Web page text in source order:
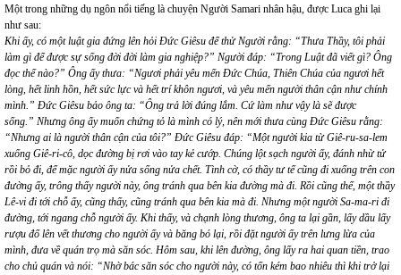
Một trong những dụ ngôn nổi tiếng là chuyện Người Samari nhân hậu, được Luca ghi lại
như sau:
Khi ấy, có một luật gia đứng lên hỏi Đức Giêsu để thử Người rằng: “Thưa Thầy, tôi phải
làm gì để được sự sống đời đời làm gia nghiệp?” Người đáp: “Trong Luật đã viết gì? Ông
đọc thế nào?” Ông ấy thưa: “Ngươi phải yêu mến Đức Chúa, Thiên Chúa của ngươi hết
lòng, hết linh hồn, hết sức lực và hết trí khôn ngươi, và yêu mến người thân cận như chính
mình.” Đức Giêsu bảo ông ta: “Ông trả lời đúng lắm. Cứ làm như vậy là sẽ được
sống.” Nhưng ông ấy muốn chứng tỏ là mình có lý, nên mới thưa cùng Đức Giêsu rằng:
“Nhưng ai là người thân cận của tôi?” Đức Giêsu đáp: “Một người kia từ Giê-ru-sa-lem
xuống Giê-ri-cô, dọc đường bị rơi vào tay kẻ cướp. Chúng lột sạch người ấy, đánh nhừ tử
rồi bỏ đi, để mặc người ấy nửa sống nửa chết. Tình cờ, có thầy tư tế cũng đi xuống trên con
đường ấy, trông thấy người này, ông tránh qua bên kia đường mà đi. Rồi cũng thế, một thầy
Lê-vi đi tới chỗ ấy, cũng thấy, cũng tránh qua bên kia mà đi. Nhưng một người Sa-ma-ri đi
đường, tới ngang chỗ người ấy. Khi thấy, và chạnh lòng thương, ông ta lại gần, lấy dầu lấy
rượu đổ lên vết thương cho người ấy và băng bó lại, rồi đặt người ấy trên lưng lừa của
mình, đưa về quán trọ mà săn sóc. Hôm sau, khi lên đường, ông lấy ra hai quan tiền, trao
cho chủ quán và nói: “Nhờ bác săn sóc cho người này, có tốn kém bao nhiêu thì khi trở lại